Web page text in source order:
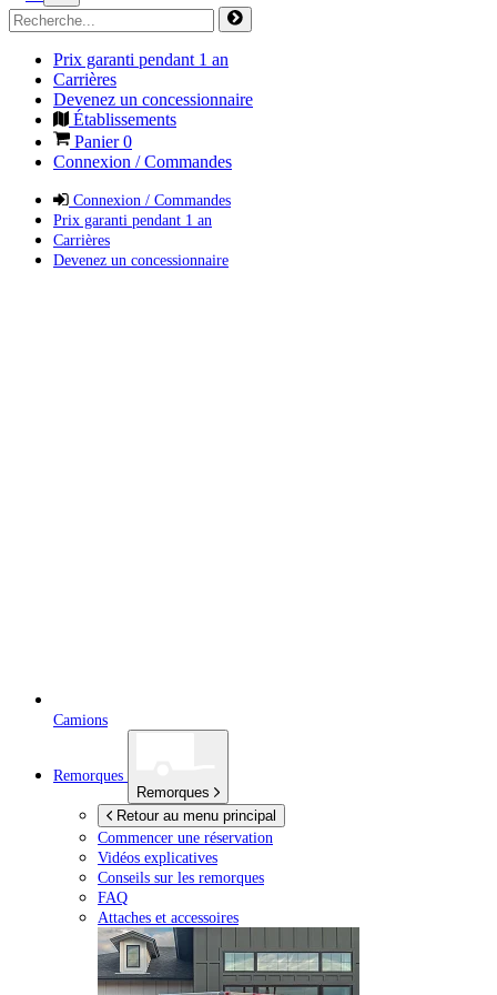
Prix garanti pendant 1 an
Carrières
Devenez un concessionnaire
Établissements
Panier0
Connexion / Commandes
Connexion / Commandes
Prix garanti pendant 1 an
Carrières
Devenez un concessionnaire
Camions
Remorques
Remorques
Retour au menu principal
Commencer une réservation
Vidéos explicatives
Conseils sur les remorques
FAQ
Attaches et accessoires